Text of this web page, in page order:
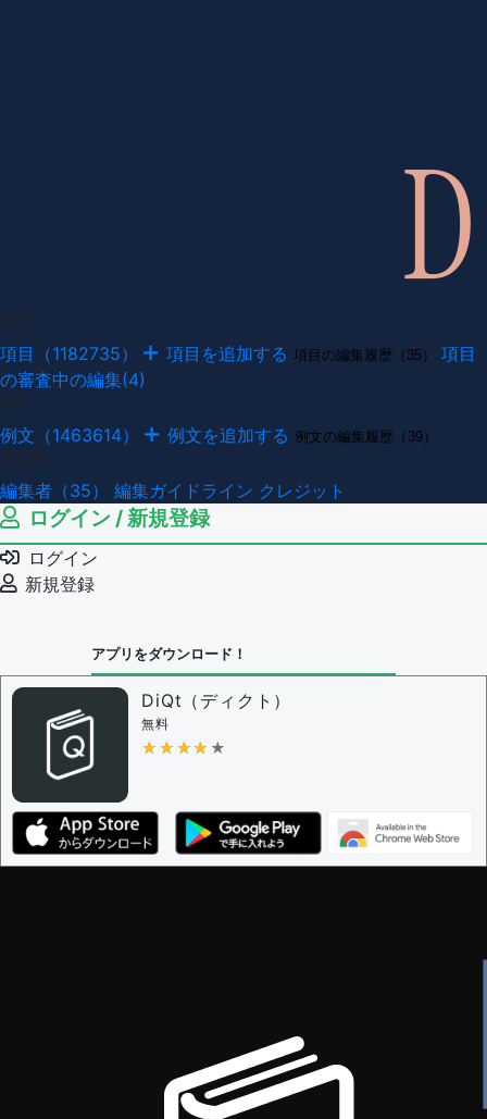
項目（1182735） 項目を追加する 項目の編集履歴（35）
項目
の審査中の編集(4)
例文（1463614） 例文を追加する 例文の編集履歴（39）
編集者（35） 編集ガイドライン クレジット
ログイン / 新規登録
ログイン
新規登録
アプリをダウンロード！
DiQt（ディクト）
無料
★★★★★
★★★★★